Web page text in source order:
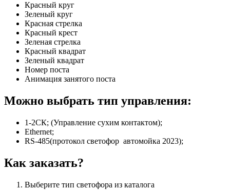
Красный круг
Зеленый круг
Красная стрелка
Красный крест
Зеленая стрелка
Красный квадрат
Зеленый квадрат
Номер поста
Анимация занятого поста
Можно выбрать тип управления:
1-2СК; (Управление сухим контактом);
Ethernet;
RS-485(протокол светофор автомойка 2023);
Как заказать?
Выберите тип светофора из каталога